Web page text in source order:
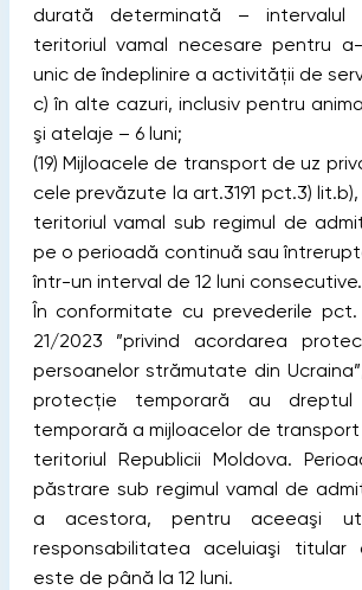
durată determinată – intervalul
teritoriul vamal necesare pentru
unic de îndeplinire a activităţii de
c) în alte cazuri, inclusiv pentru
şi atelaje – 6 luni;
(19) Mijloacele de transport de uz
cele prevăzute la art.3191 pct.3)
teritoriul vamal sub regimul de
pe o perioadă continuă sau
într-un interval de 12 luni consecutive.
În conformitate cu prevederile pct.
21/2023 ”privind acordarea
persoanelor strămutate din
protecţie temporară au
temporară a mijloacelor de
teritoriul Republicii Moldova.
păstrare sub regimul vamal de
a acestora, pentru aceeaşi
responsabilitatea aceluiaşi titular
este de până la 12 luni.